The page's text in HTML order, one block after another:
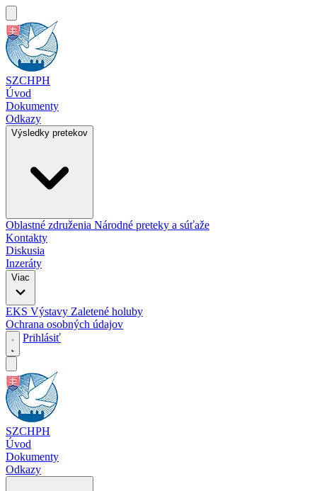
SZCHPH
Úvod
Dokumenty
Odkazy
Výsledky pretekov
Oblastné združenia Národné preteky a súťaže
Kontakty
Diskusia
Inzeráty
Viac
EKS Výstavy Zaletené holuby
Ochrana osobných údajov
Prihlásiť
SZCHPH
Úvod
Dokumenty
Odkazy